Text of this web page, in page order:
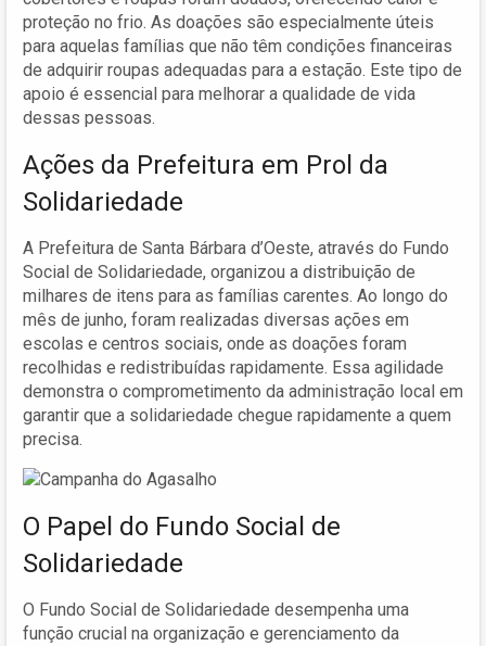
proteção no frio. As doações são especialmente úteis
para aquelas famílias que não têm condições financeiras
de adquirir roupas adequadas para a estação. Este tipo de
apoio é essencial para melhorar a qualidade de vida
dessas pessoas.
Ações da Prefeitura em Prol da
Solidariedade
A Prefeitura de Santa Bárbara d’Oeste, através do Fundo
Social de Solidariedade, organizou a distribuição de
milhares de itens para as famílias carentes. Ao longo do
mês de junho, foram realizadas diversas ações em
escolas e centros sociais, onde as doações foram
recolhidas e redistribuídas rapidamente. Essa agilidade
demonstra o comprometimento da administração local em
garantir que a solidariedade chegue rapidamente a quem
precisa.
O Papel do Fundo Social de
Solidariedade
O Fundo Social de Solidariedade desempenha uma
função crucial na organização e gerenciamento da